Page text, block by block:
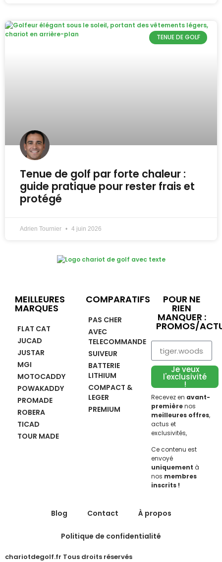
TENUE DE GOLF
Tenue de golf par forte chaleur :
guide pratique pour rester frais et
protégé
Adrien Tournier 4 juin 2026
MEILLEURES
MARQUES
FLAT CAT
JUCAD
JUSTAR
MGI
MOTOCADDY
POWAKADDY
PROMADE
ROBERA
TICAD
TOUR MADE
COMPARATIFS
PAS CHER
AVEC
TELECOMMANDE
SUIVEUR
BATTERIE
LITHIUM
COMPACT &
LEGER
PREMIUM
POUR NE
RIEN
MANQUER :
PROMOS/
Je veux
l'exclusivité
!
Recevez en avant-
premièrenos
meilleures offres,
actus et
exclusivités,
Ce contenu est
envoyé
uniquement à
nos membres
inscrits !
chariotdegolf.fr Tous droits réservés
Blog Contact À propos
Politique de confidentialité